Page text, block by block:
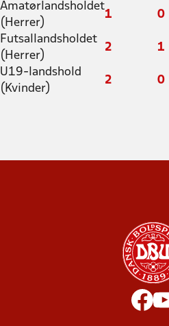
Amatørlandsholdet
(Herrer)
1 0
Futsallandsholdet
(Herrer)
2 1
U19-landshold
(Kvinder)
2 0